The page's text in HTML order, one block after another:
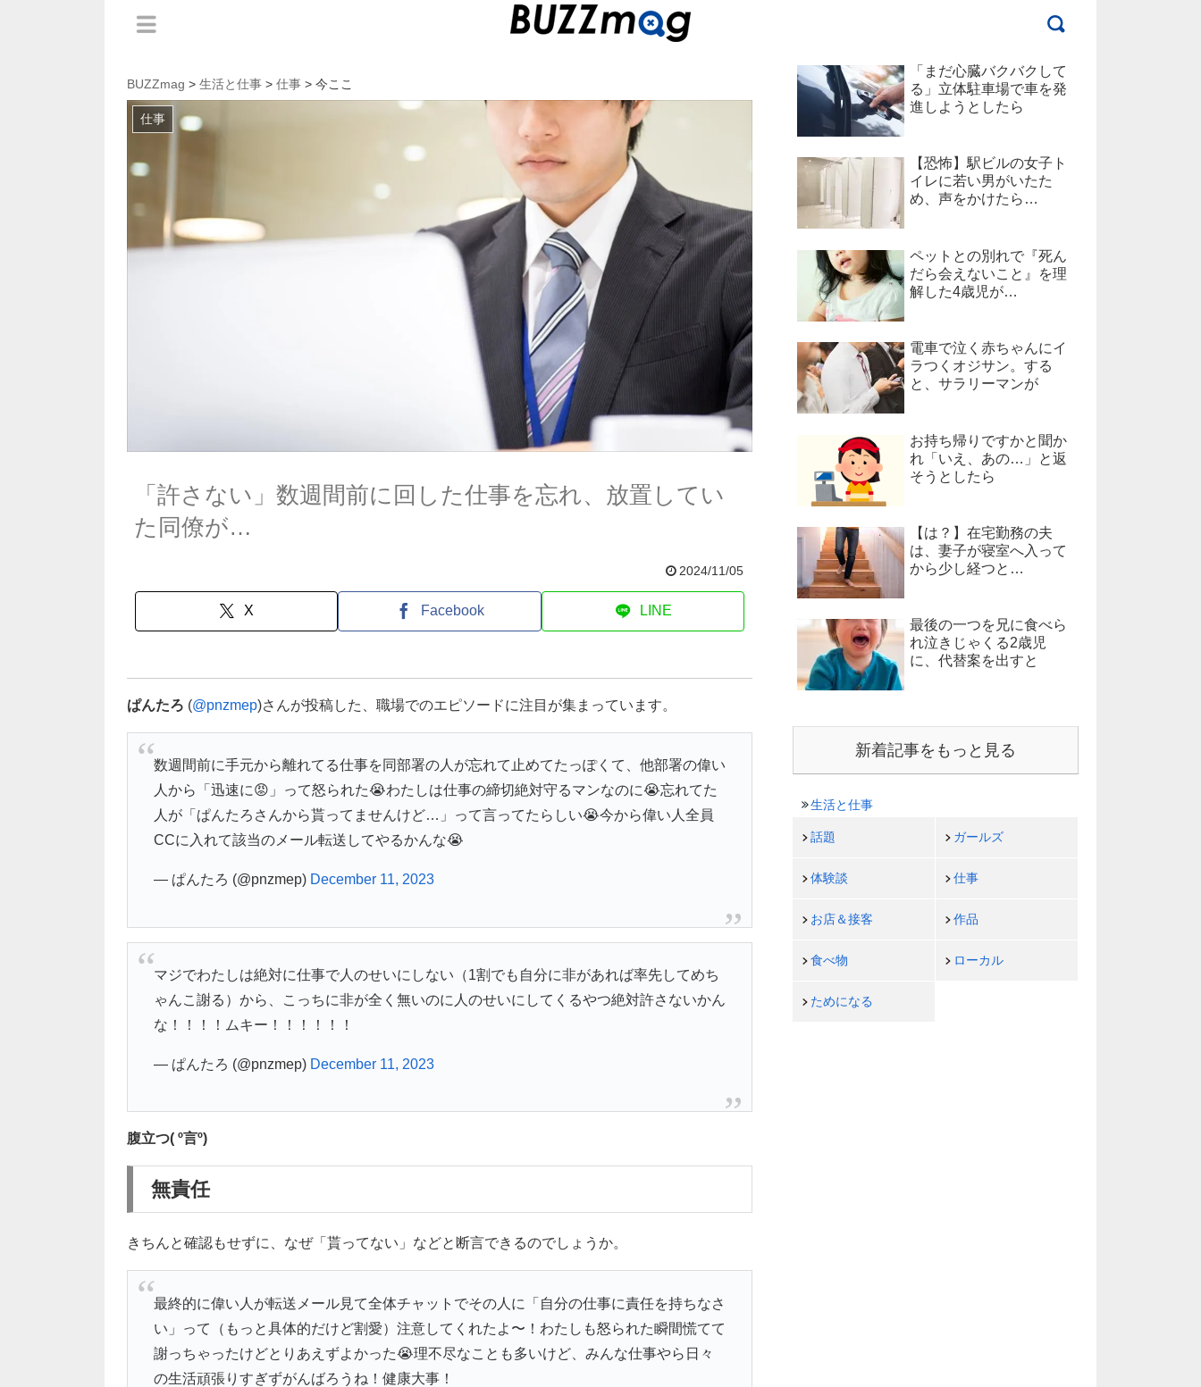
BUZZmag > 生活と仕事 > 仕事 > 今ここ
仕事
「許さない」数週間前に回した仕事を忘れ、放置してい
た同僚が…
2024/11/05
X Facebook LINE
ぱんたろ (@pnzmep)さんが投稿した、職場でのエピソードに注目が集まっています。
数週間前に手元から離れてる仕事を同部署の人が忘れて止めてたっぽくて、他部署の偉い
人から「迅速に😡」って怒られた😭わたしは仕事の締切絶対守るマンなのに😭忘れてた
人が「ぱんたろさんから貰ってませんけど…」って言ってたらしい😭今から偉い人全員
CCに入れて該当のメール転送してやるかんな😭
— ぱんたろ (@pnzmep) December 11, 2023
マジでわたしは絶対に仕事で人のせいにしない（1割でも自分に非があれば率先してめち
ゃんこ謝る）から、こっちに非が全く無いのに人のせいにしてくるやつ絶対許さないかん
な！！！！ムキー！！！！！！
— ぱんたろ (@pnzmep) December 11, 2023
腹立つ( º言º)
無責任
きちんと確認もせずに、なぜ「貰ってない」などと断言できるのでしょうか。
最終的に偉い人が転送メール見て全体チャットでその人に「自分の仕事に責任を持ちなさ
い」って（もっと具体的だけど割愛）注意してくれたよ〜！わたしも怒られた瞬間慌てて
謝っちゃったけどとりあえずよかった😭理不尽なことも多いけど、みんな仕事やら日々
の生活頑張りすぎずがんばろうね！健康大事！
「まだ心臓バクバクして
る」立体駐車場で車を発
進しようとしたら
【恐怖】駅ビルの女子ト
イレに若い男がいたた
め、声をかけたら…
ペットとの別れで『死ん
だら会えないこと』を理
解した4歳児が…
電車で泣く赤ちゃんにイ
ラつくオジサン。する
と、サラリーマンが
お持ち帰りですかと聞か
れ「いえ、あの…」と返
そうとしたら
【は？】在宅勤務の夫
は、妻子が寝室へ入って
から少し経つと…
最後の一つを兄に食べら
れ泣きじゃくる2歳児
に、代替案を出すと
新着記事をもっと見る
生活と仕事
話題 ガールズ
体験談 仕事
お店＆接客 作品
食べ物 ローカル
ためになる